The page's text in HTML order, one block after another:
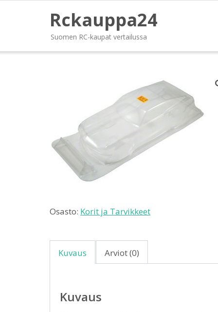
Rckauppa24
Suomen RC-kaupat vertailussa
Osasto: Korit ja Tarvikkeet
Kuvaus Arviot (0)
Kuvaus